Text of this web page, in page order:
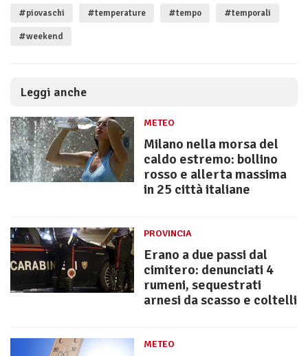
#piovaschi #temperature #tempo #temporali
#weekend
Leggi anche
METEO
Milano nella morsa del
caldo estremo: bollino
rosso e allerta massima
in 25 città italiane
PROVINCIA
Erano a due passi dal
cimitero: denunciati 4
rumeni, sequestrati
arnesi da scasso e coltelli
METEO